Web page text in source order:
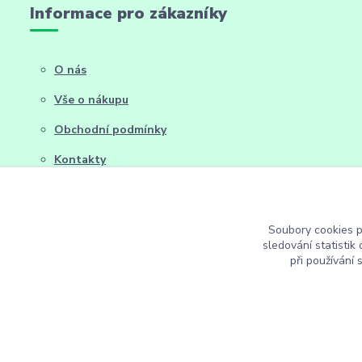
Informace pro zákazníky
O nás
Vše o nákupu
Obchodní podmínky
Kontakty
Soubory cookies
sledování statistik
při používání